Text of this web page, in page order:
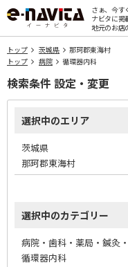
さぁ、今す
ナビタに掲
地元のお店
トップ 茨城県
那珂郡東海村
トップ
病院 循環器内科
検索条件 設定・変更
選択中のエリア
茨城県
那珂郡東海村
選択中のカテゴリー
病院・歯科・薬局・鍼灸
循環器内科